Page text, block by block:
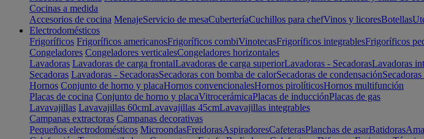
Cocinas a medida
Accesorios de cocina MenajeServicio de mesaCuberteríaCuchillos para chefVinos y licoresBotellas
Electrodomésticos
Frigoríficos Frigoríficos americanosFrigoríficos combiVinotecasFrigoríficos integrablesFrigoríficos
Congeladores Congeladores verticalesCongeladores horizontales
Lavadoras Lavadoras de carga frontalLavadoras de carga superiorLavadoras - SecadorasLavadoras
Secadoras Lavadoras - SecadorasSecadoras con bomba de calorSecadoras de condensación
Hornos Conjunto de horno y placaHornos convencionalesHornos pirolíticosHornos multifunción
Placas de cocina Conjunto de horno y placaVitrocerámicaPlacas de inducciónPlacas de gas
Lavavajillas Lavavajillas 60cmLavavajillas 45cmLavavajillas integrables
Campanas extractoras Campanas decorativas
Pequeños electrodomésticos MicroondasFreidorasAspiradoresCafeterasPlanchas de asarBatidoras